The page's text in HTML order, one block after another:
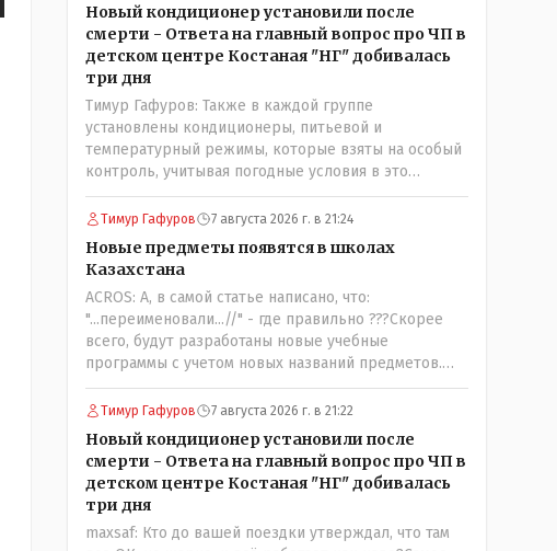
Новый кондиционер установили после
смерти - Ответа на главный вопрос про ЧП в
детском центре Костаная "НГ" добивалась
три дня
Тимур Гафуров: Также в каждой группе
установлены кондиционеры, питьевой и
температурный режимы, которые взяты на особый
контроль, учитывая погодные условия в это
лето.Мы решили. что это - противоречие. Вы
считаете иначе?Ну тут противоречия нет. Этот
трагедии, то есть 29 июля, когда спешно
установили и воду, и новые кондиционеры, и
впервые поставили температурный режим на
контроль. То есть первая часть - информация до
трагедии, вторая часть - информация после
трагедии, когда все уже было исправлено.
Тимур Гафуров 7 августа 2026 г. в 21:24
Новые предметы появятся в школах
Казахстана
ACROS: А, в самой статье написано, что:
"...переименовали...//" - где правильно ???Скорее
всего, будут разработаны новые учебные
программы с учетом новых названий предметов.
Так что предметы - новые. Хоть и
переименованные)
Тимур Гафуров 7 августа 2026 г. в 21:22
Новый кондиционер установили после
смерти - Ответа на главный вопрос про ЧП в
детском центре Костаная "НГ" добивалась
три дня
maxsaf: Кто до вашей поездки утверждал, что там